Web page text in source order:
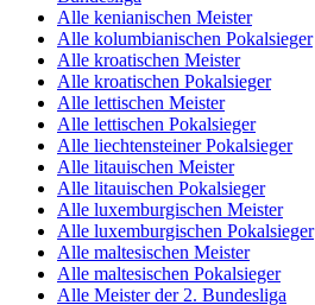
Alle kenianischen Meister
Alle kolumbianischen Pokalsieger
Alle kroatischen Meister
Alle kroatischen Pokalsieger
Alle lettischen Meister
Alle lettischen Pokalsieger
Alle liechtensteiner Pokalsieger
Alle litauischen Meister
Alle litauischen Pokalsieger
Alle luxemburgischen Meister
Alle luxemburgischen Pokalsieger
Alle maltesischen Meister
Alle maltesischen Pokalsieger
Alle Meister der 2. Bundesliga